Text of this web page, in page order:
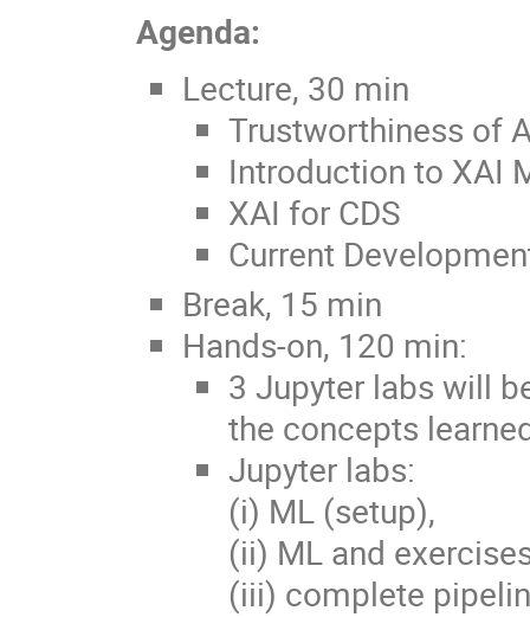
Agenda:
Lecture, 30 min
Trustworthiness of
Introduction to XAI
XAI for CDS
Current
Break, 15 min
Hands-on, 120 min:
3 Jupyter labs will
the concepts
Jupyter labs:
(i) ML (setup),
(ii) ML and
(iii) complete